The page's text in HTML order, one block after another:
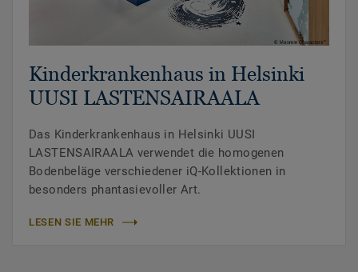
Kinderkrankenhaus in Helsinki
UUSI LASTENSAIRAALA
Das Kinderkrankenhaus in Helsinki UUSI
LASTENSAIRAALA verwendet die homogenen
Bodenbeläge verschiedener iQ-Kollektionen in
besonders phantasievoller Art.
LESEN SIE MEHR